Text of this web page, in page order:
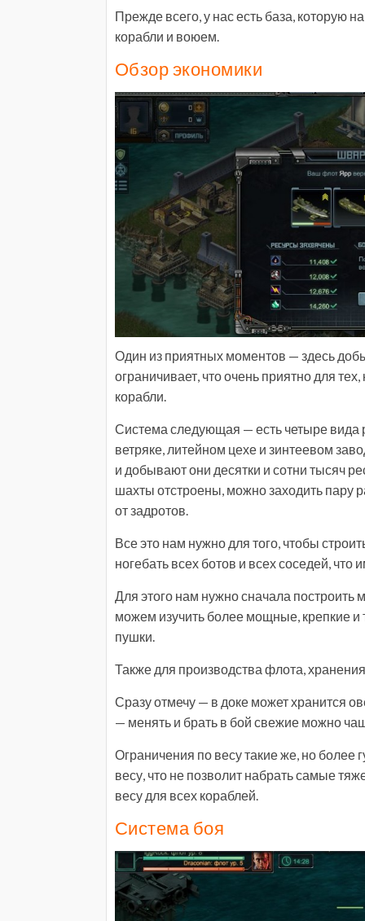
Прежде всего, у нас есть база, которую
корабли и воюем.
Обзор экономики
Один из приятных моментов — здесь
ограничивает, что очень приятно для
корабли.
Система следующая — есть четыре
ветряке, литейном цехе и зинтеевом
и добывают они десятки и сотни тысяч
шахты отстроены, можно заходить пару
от задротов.
Все это нам нужно для того, чтобы
ногебать всех ботов и всех соседей, что
Для этого нам нужно сначала
можем изучить более мощные, крепкие и
пушки.
Также для производства флота,
Сразу отмечу — в доке может хранится
— менять и брать в бой свежие можно
Ограничения по весу такие же, но более
весу, что не позволит набрать самые
весу для всех кораблей.
Система боя